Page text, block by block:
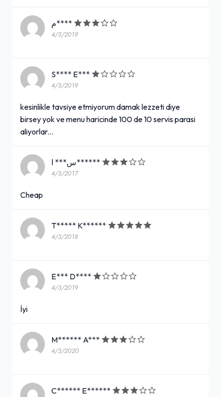
م****
4/3/2019
S**** E***
4/3/2019
kesinlikle tavsiye etmiyorum damak lezzeti diye
birsey yok ve menu haricinde 100 de 10 servis parasi
aliyorlar...
س*** ا******
4/3/2017
Cheap
T***** K******
4/3/2018
E*** D****
4/3/2019
İyi
M****** A***
4/3/2020
C****** E******